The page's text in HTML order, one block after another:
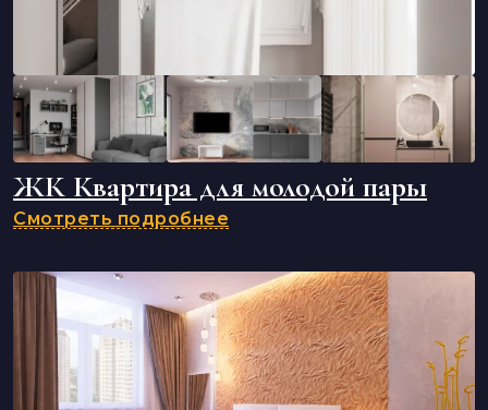
ЖК Квартира для молодой пары
Смотреть подробнее